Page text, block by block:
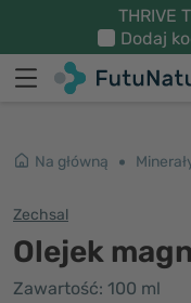
THRIVE
Dodaj
Na główną
Zechsal
Olejek
Zawartość: 100 ml